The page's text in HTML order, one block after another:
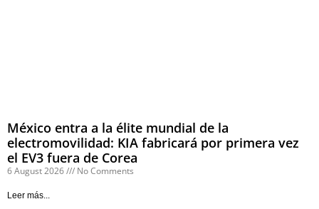
México entra a la élite mundial de la
electromovilidad: KIA fabricará por primera vez
el EV3 fuera de Corea
6 August 2026 No Comments
Leer más...